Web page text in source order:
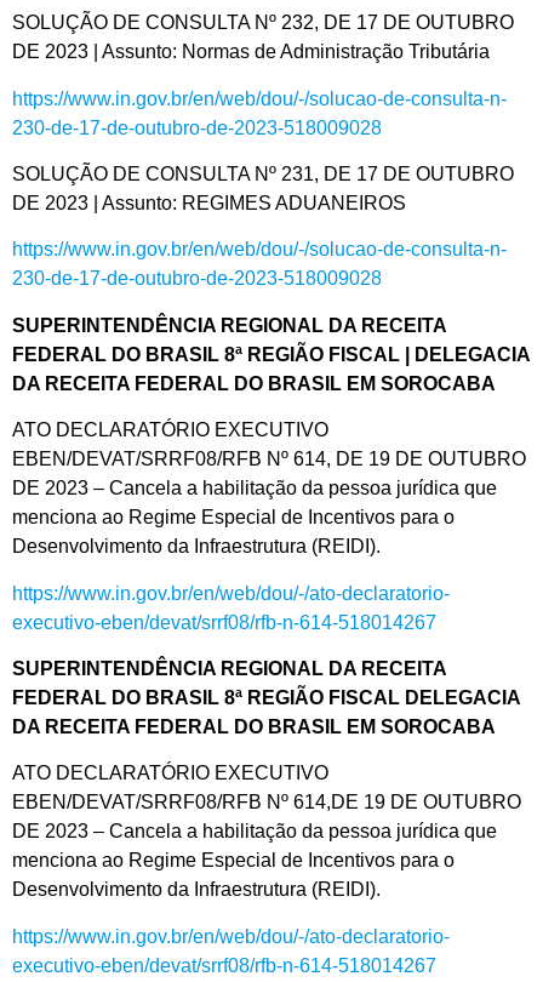
SOLUÇÃO DE CONSULTA Nº 232, DE 17 DE OUTUBRO
DE 2023 | Assunto: Normas de Administração Tributária
https://www.in.gov.br/en/web/dou/-/solucao-de-consulta-n-
230-de-17-de-outubro-de-2023-518009028
SOLUÇÃO DE CONSULTA Nº 231, DE 17 DE OUTUBRO
DE 2023 | Assunto: REGIMES ADUANEIROS
https://www.in.gov.br/en/web/dou/-/solucao-de-consulta-n-
230-de-17-de-outubro-de-2023-518009028
SUPERINTENDÊNCIA REGIONAL DA RECEITA
FEDERAL DO BRASIL 8ª REGIÃO FISCAL | DELEGACIA
DA RECEITA FEDERAL DO BRASIL EM SOROCABA
ATO DECLARATÓRIO EXECUTIVO
EBEN/DEVAT/SRRF08/RFB Nº 614, DE 19 DE OUTUBRO
DE 2023 – Cancela a habilitação da pessoa jurídica que
menciona ao Regime Especial de Incentivos para o
Desenvolvimento da Infraestrutura (REIDI).
https://www.in.gov.br/en/web/dou/-/ato-declaratorio-
executivo-eben/devat/srrf08/rfb-n-614-518014267
SUPERINTENDÊNCIA REGIONAL DA RECEITA
FEDERAL DO BRASIL 8ª REGIÃO FISCAL DELEGACIA
DA RECEITA FEDERAL DO BRASIL EM SOROCABA
ATO DECLARATÓRIO EXECUTIVO
EBEN/DEVAT/SRRF08/RFB Nº 614,DE 19 DE OUTUBRO
DE 2023 – Cancela a habilitação da pessoa jurídica que
menciona ao Regime Especial de Incentivos para o
Desenvolvimento da Infraestrutura (REIDI).
https://www.in.gov.br/en/web/dou/-/ato-declaratorio-
executivo-eben/devat/srrf08/rfb-n-614-518014267